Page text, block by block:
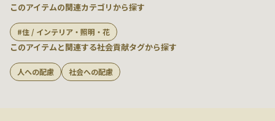
このアイテムの関連カテゴリから探す
住 / インテリア・照明・花
このアイテムと関連する社会貢献タグから探す
人への配慮 社会への配慮